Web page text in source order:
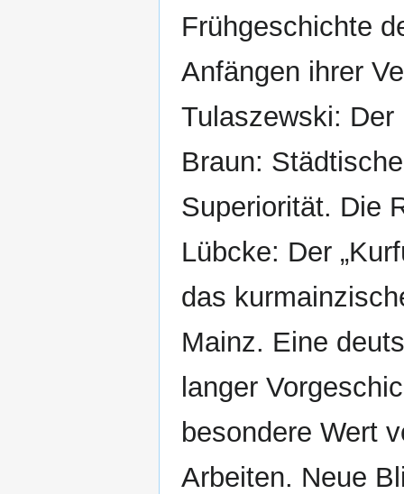
Frühgeschichte
Anfängen ihrer
Tulaszewski:
Braun:
Superiorität. Die
Lübcke: Der
das
Mainz. Eine
langer
besondere Wert
Arbeiten. Neue